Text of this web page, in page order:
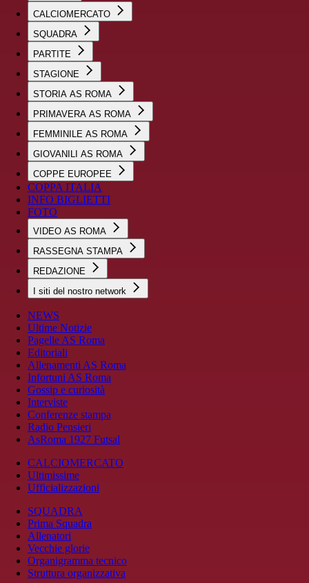
CALCIOMERCATO
SQUADRA
PARTITE
STAGIONE
STORIA AS ROMA
PRIMAVERA AS ROMA
FEMMINILE AS ROMA
GIOVANILI AS ROMA
COPPE EUROPEE
COPPA ITALIA
INFO BIGLIETTI
FOTO
VIDEO AS ROMA
RASSEGNA STAMPA
REDAZIONE
I siti del nostro network
NEWS
Ultime Notizie
Pagelle AS Roma
Editoriali
Allenamenti AS Roma
Infortuni AS Roma
Gossip e curiosità
Interviste
Conferenze stampa
Radio Pensieri
AsRoma 1927 Futsal
CALCIOMERCATO
Ultimissime
Ufficializzazioni
SQUADRA
Prima Squadra
Allenatori
Vecchie glorie
Organigramma tecnico
Struttura organizzativa